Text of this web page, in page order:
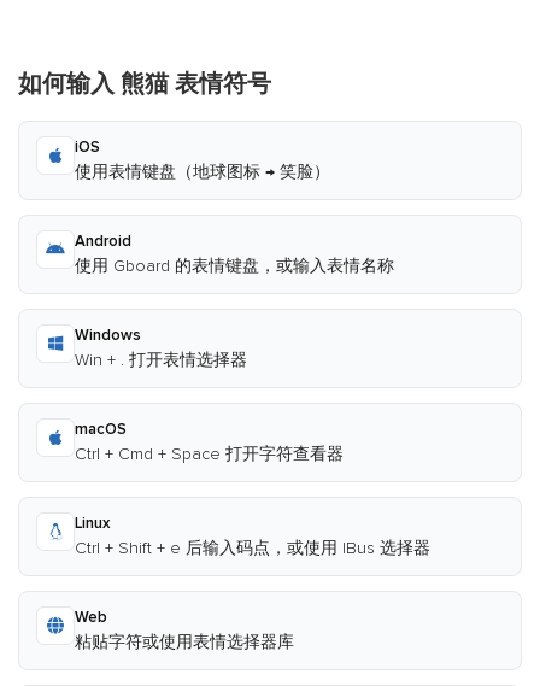
如何输入 熊猫 表情符号
iOS
使用表情键盘（地球图标 → 笑脸）
Android
使用 Gboard 的表情键盘，或输入表情名称
Windows
Win + . 打开表情选择器
macOS
Ctrl + Cmd + Space 打开字符查看器
Linux
Ctrl + Shift + e 后输入码点，或使用 IBus 选择器
Web
粘贴字符或使用表情选择器库